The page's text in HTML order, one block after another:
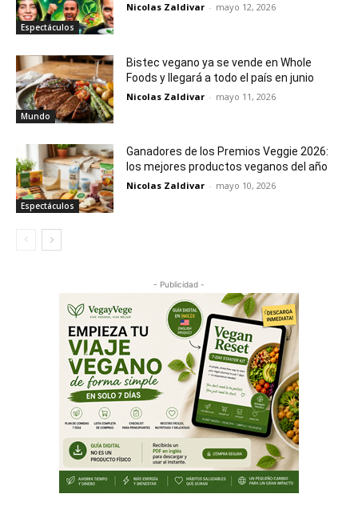
Espectáculos
Nicolas Zaldivar - mayo 12, 2026
Mundo
Bistec vegano ya se vende en Whole
Foods y llegará a todo el país en junio
Nicolas Zaldivar - mayo 11, 2026
Espectáculos
Ganadores de los Premios Veggie 2026:
los mejores productos veganos del año
Nicolas Zaldivar - mayo 10, 2026
- Publicidad -